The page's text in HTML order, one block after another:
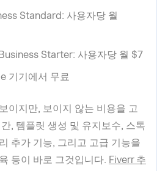
Standard: 사용자당 월
Starter: 사용자당 월 $7
기기에서 무료
이지만, 보이지 않는 비용을 고
, 템플릿 생성 및 유지보수, 스톡
추가 기능, 그리고 고급 기능을
등이 바로 그것입니다. Fiverr 추